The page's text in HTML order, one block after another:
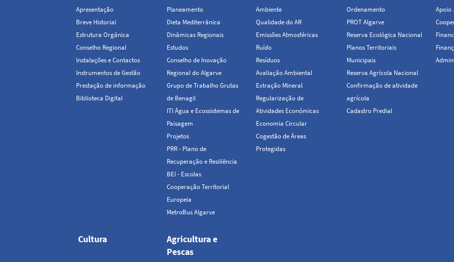
Apresentação
Breve Historial
Estrutura Orgânica
Conselho Regional
Instalações e Contactos
Instrumentos de Gestão
Prestação de informação
Biblioteca Digital
Planeamento
Dieta Mediterrânica
Dinâmicas Regionais
Estudos
Conselho de Inovação
Regional do Algarve
Grupo de Trabalho Grutas
de Benagil
ITI Água e Ecossistemas de
Paisagem
Projetos
PRR - Plano de
Recuperação e Resiliência
BEI - Escolas
Cooperação Territorial
Europeia
MetroBus Algarve
Ambiente
Qualidade do AR
Emissões Atmosféricas
Ruído
Resíduos
Avaliação Ambiental
Extração Mineral
Regularização de
Atividades Económicas
Economia Circular
Cogestão de Áreas
Protegidas
Ordenamento
PROT Algarve
Reserva Ecológica Nacional
Planos Territoriais
Municipais
Reserva Agrícola Nacional
Confirmação de atividade
agrícola
Cadastro Predial
Apoio
Cultura
Agricultura e
Pescas